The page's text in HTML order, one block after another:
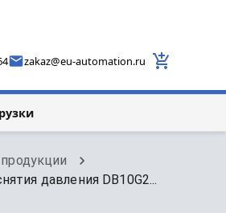
zakaz@eu-automation.ru
давления DB10G2...